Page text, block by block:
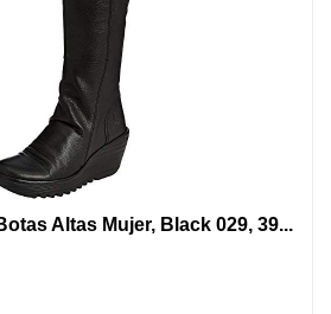
Altas Mujer, Black 029, 39...